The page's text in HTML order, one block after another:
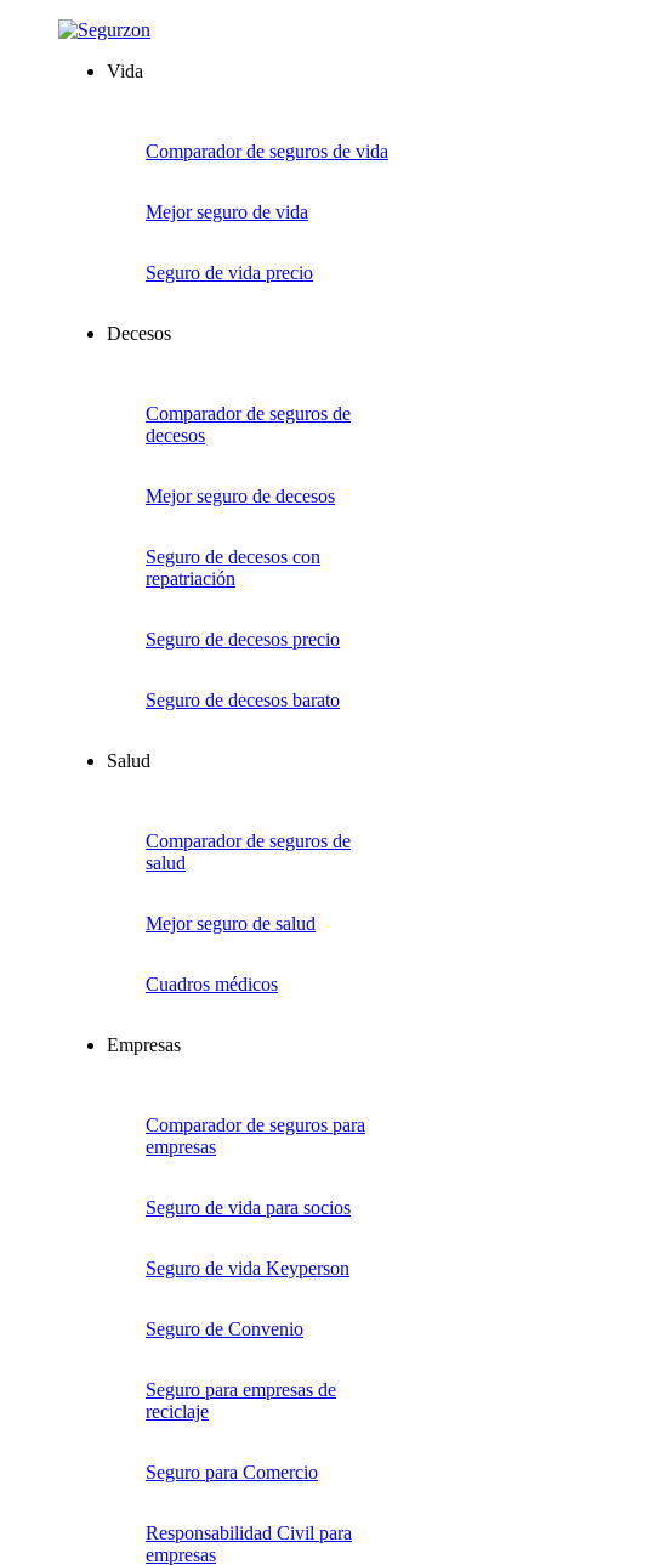
Vida
Comparador de seguros de vida
Mejor seguro de vida
Seguro de vida precio
Decesos
Comparador de seguros de
decesos
Mejor seguro de decesos
Seguro de decesos con
repatriación
Seguro de decesos precio
Seguro de decesos barato
Salud
Comparador de seguros de
salud
Mejor seguro de salud
Cuadros médicos
Empresas
Comparador de seguros para
empresas
Seguro de vida para socios
Seguro de vida Keyperson
Seguro de Convenio
Seguro para empresas de
reciclaje
Seguro para Comercio
Responsabilidad Civil para
empresas